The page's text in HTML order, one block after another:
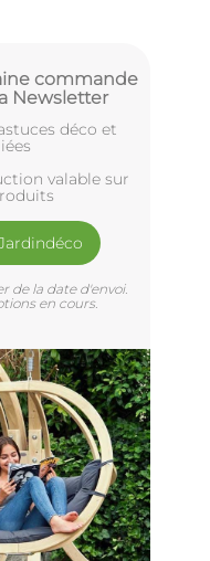
commande
Newsletter
déco et
valable sur
de la date d'envoi.
en cours.